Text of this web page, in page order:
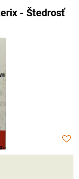
- Štedrosť